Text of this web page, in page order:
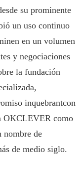
su prominente
un uso continuo
en un volumen
y negociaciones
la fundación
inquebrantcon
OKCLEVER como
nombre de
de medio siglo.